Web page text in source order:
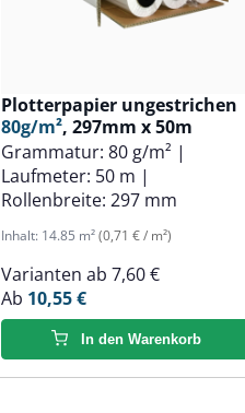
Plotterpapier ungestrichen
80g/m², 297mm x 50m
Grammatur: 80 g/m² |
Laufmeter: 50 m |
Rollenbreite: 297 mm
Inhalt: 14.85 m²(0,71 € / m²)
Varianten ab 7,60 €
Ab 10,55 €
In den Warenkorb